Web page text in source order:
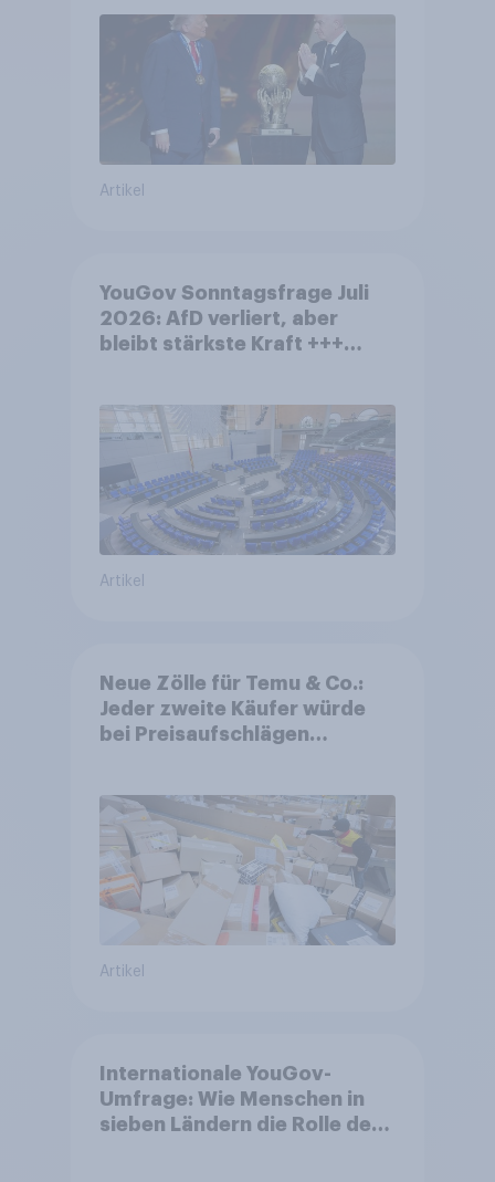
Fußball-WM ohne Politik
Artikel
YouGov Sonntagsfrage Juli
2026: AfD verliert, aber
bleibt stärkste Kraft +++
Artikel
Neue Zölle für Temu & Co.:
Jeder zweite Käufer würde
bei Preisaufschlägen
Artikel
Internationale YouGov-
Umfrage: Wie Menschen in
sieben Ländern die Rolle der